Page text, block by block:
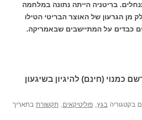
בריטניה הייתה נתונה במלחמה
מן הגרעון של האוצר הבריטי הטילו
כבדים על המתיישבים שבאמריקה.
כמנוי (חינם) להיגיון בשיגעון
בקטגוריה בגץ, פוליטיקאים, תקשורת בתאריך